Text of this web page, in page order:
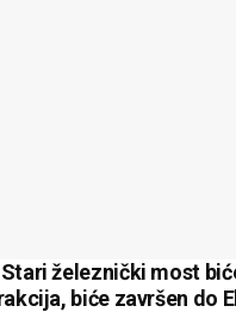
Stari železnički most
biće završen do